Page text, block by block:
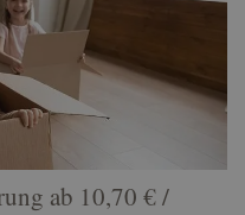
ab 10,70 € /